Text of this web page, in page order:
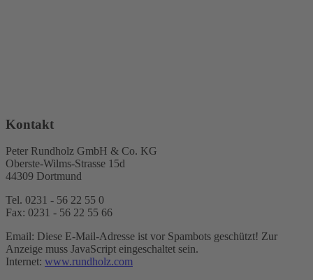
Kontakt
Peter Rundholz GmbH & Co. KG
Oberste-Wilms-Strasse 15d
44309 Dortmund
Tel. 0231 - 56 22 55 0
Fax: 0231 - 56 22 55 66
Email: Diese E-Mail-Adresse ist vor Spambots geschützt! Zur
Anzeige muss JavaScript eingeschaltet sein.
Internet: www.rundholz.com